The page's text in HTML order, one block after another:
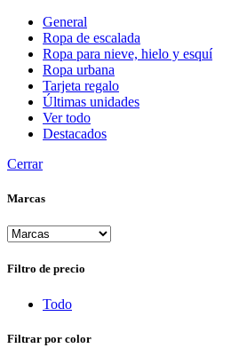
General
Ropa de escalada
Ropa para nieve, hielo y esquí
Ropa urbana
Tarjeta regalo
Últimas unidades
Ver todo
Destacados
Cerrar
Marcas
Filtro de precio
Todo
Filtrar por color